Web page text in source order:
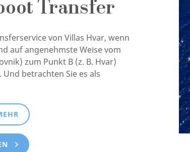
Transfer
von Villas Hvar, wenn
auf angenehmste Weise vom
zum Punkt B (z. B. Hvar)
betrachten Sie es als